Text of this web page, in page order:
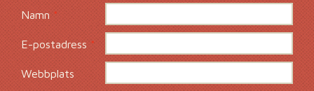
Namn *
E-postadress*
Webbplats